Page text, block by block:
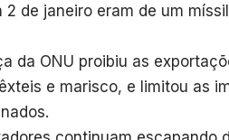
2 de janeiro eram de um
da ONU proibiu as
e marisco, e limitou as